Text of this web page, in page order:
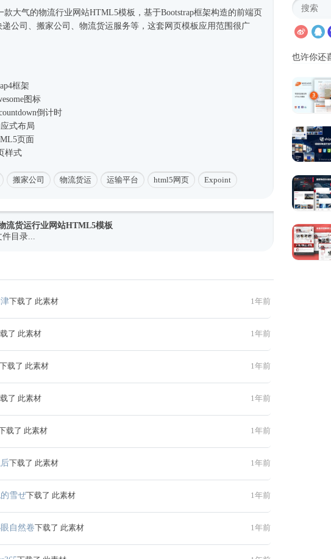
款大气的物流行业网站HTML5模板 ，基于Bootstrap框架构造的前端页
递公司、搬家公司、物流货运服务等，这套 网页模板 应用范围很广
框架
图标
倒计时
式布局
页面
样式
搬家公司 物流货运 运输平台 html5网页 Expoint
流货运行业网站HTML5模板
件目录...
下载了 此素材 1年前
了 此素材 1年前
下载了 此素材 1年前
了 此素材 1年前
载了 此素材 1年前
下载了 此素材 1年前
雪ぜ下载了 此素材 1年前
自然卷下载了 此素材 1年前
也许你还